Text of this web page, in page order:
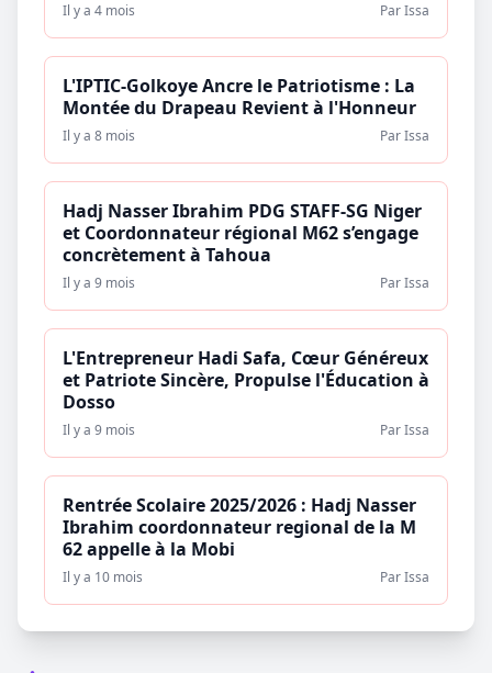
Il y a 4 mois Par Issa
L'IPTIC-Golkoye Ancre le Patriotisme : La
Montée du Drapeau Revient à l'Honneur
Il y a 8 mois Par Issa
Hadj Nasser Ibrahim PDG STAFF-SG Niger
et Coordonnateur régional M62 s’engage
concrètement à Tahoua
Il y a 9 mois Par Issa
L'Entrepreneur Hadi Safa, Cœur Généreux
et Patriote Sincère, Propulse l'Éducation à
Dosso
Il y a 9 mois Par Issa
Rentrée Scolaire 2025/2026 : Hadj Nasser
Ibrahim coordonnateur regional de la M
62 appelle à la Mobi
Il y a 10 mois Par Issa